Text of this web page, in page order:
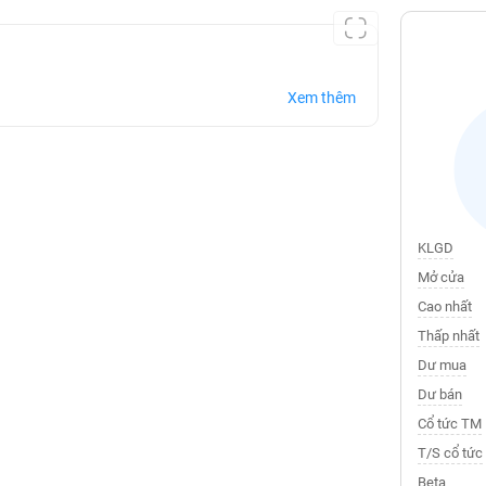
Xem thêm
KLGD
Mở cửa
Cao nhất
Thấp nhất
Dư mua
Dư bán
Cổ tức TM
T/S cổ tức
Beta